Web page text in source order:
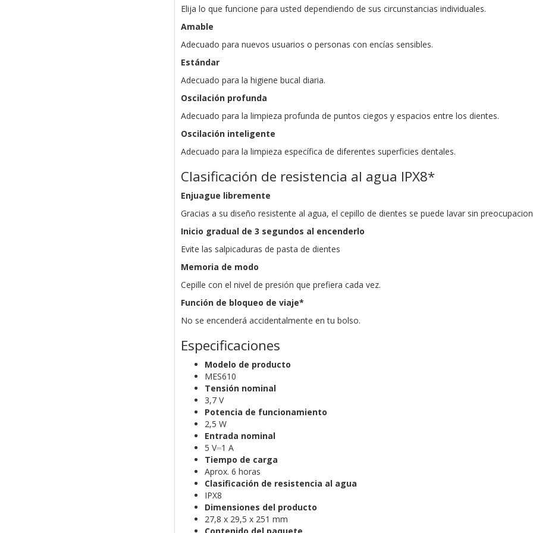
Elija lo que funcione para usted dependiendo de sus circunstancias individuales.
Amable
Adecuado para nuevos usuarios o personas con encías sensibles.
Estándar
Adecuado para la higiene bucal diaria.
Oscilación profunda
Adecuado para la limpieza profunda de puntos ciegos y espacios entre los dientes.
Oscilación inteligente
Adecuado para la limpieza específica de diferentes superficies dentales.
Clasificación de resistencia al agua IPX8*
Enjuague libremente
Gracias a su diseño resistente al agua, el cepillo de dientes se puede lavar sin
Inicio gradual de 3 segundos al encenderlo
Evite las salpicaduras de pasta de dientes
Memoria de modo
Cepille con el nivel de presión que prefiera cada vez.
Función de bloqueo de viaje*
No se encenderá accidentalmente en tu bolso.
Especificaciones
Modelo de producto
MES610
Tensión nominal
3,7 V
Potencia de funcionamiento
2,5 W
Entrada nominal
5 V⎓1 A
Tiempo de carga
Aprox. 6 horas
Clasificación de resistencia al agua
IPX8
Dimensiones del producto
27,8 x 29,5 x 251 mm